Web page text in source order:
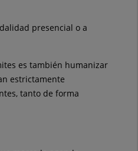
presencial o a
es también humanizar
estrictamente
tanto de forma